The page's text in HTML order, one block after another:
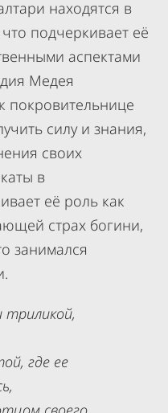
находятся в
подчеркивает её
аспектами
Медея
покровительнице
силу и знания,
своих
в
её роль как
страх богини,
занимался
где ее